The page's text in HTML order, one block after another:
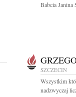
Babcia Janina
SZCZECIN
Wszystkim
nadzwyczaj